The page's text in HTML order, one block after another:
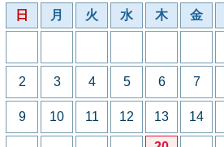
日 月 火 水 木 金
2 3 4 5 6 7
9 10 11 12 13 14